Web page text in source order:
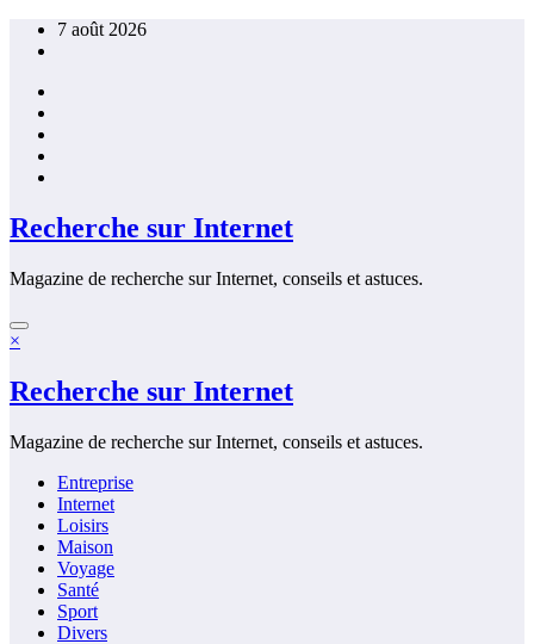
Aller
7 août 2026
Recherche sur Internet
Magazine de recherche sur Internet, conseils et astuces.
×
Recherche sur Internet
Magazine de recherche sur Internet, conseils et astuces.
Entreprise
Internet
Loisirs
Maison
Voyage
Santé
Sport
Divers